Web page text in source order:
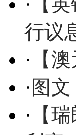
行议
· 【
· 图
· 【